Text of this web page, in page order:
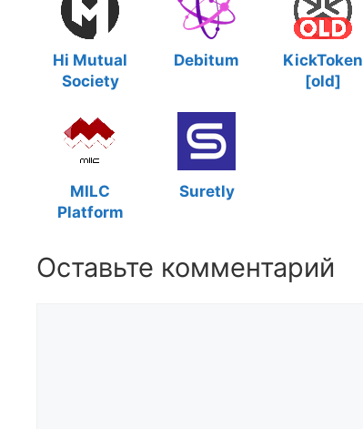
Hi Mutual
Society
Debitum
KickToken
[old]
MILC
Platform
Suretly
Оставьте комментарий